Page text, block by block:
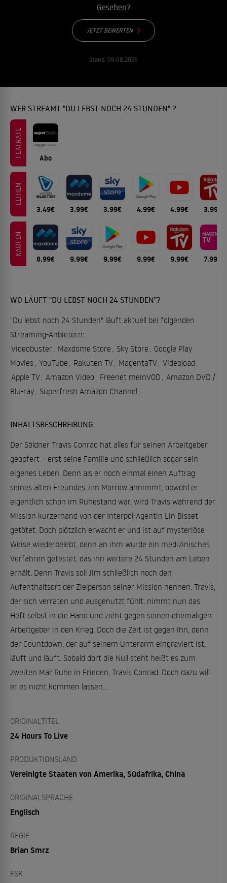
Gesehen?
JETZT BEWERTEN
Stand: 09.08.2026
WER STREAMT "DU LEBST NOCH 24 STUNDEN" ?
FLATRATE Abo
LEIHEN
3.49€ 3.99€ 3.99€ 4.99€ 4.99€ 3.99€
KAUFEN
8.99€ 9.99€ 9.99€ 9.99€ 9.99€ 7.99€
WO LÄUFT "DU LEBST NOCH 24 STUNDEN"?
"Du lebst noch 24 Stunden" läuft aktuell bei folgenden
Streaming-Anbietern:
Videobuster Maxdome Store Sky Store
Google Play
Movies YouTube Rakuten TV MagentaTV Videoload
Apple TV Amazon Video Freenet meinVOD
Amazon DVD /
Blu-ray Superfresh Amazon Channel
INHALTSBESCHREIBUNG
Der Söldner Travis Conrad hat alles für seinen Arbeitgeber
geopfert – erst seine Familie und schließlich sogar sein
eigenes Leben. Denn als er noch einmal einen Auftrag
seines alten Freundes Jim Morrow annimmt, obwohl er
eigentlich schon im Ruhestand war, wird Travis während der
Mission kurzerhand von der Interpol-Agentin Lin Bisset
getötet. Doch plötzlich erwacht er und ist auf mysteriöse
Weise wiederbelebt, denn an ihm wurde ein medizinisches
Verfahren getestet, das ihn weitere 24 Stunden am Leben
erhält. Denn Travis soll Jim schließlich noch den
Aufenthaltsort der Zielperson seiner Mission nennen. Travis,
der sich verraten und ausgenutzt fühlt, nimmt nun das
Heft selbst in die Hand und zieht gegen seinen ehemaligen
Arbeitgeber in den Krieg. Doch die Zeit ist gegen ihn, denn
der Countdown, der auf seinem Unterarm eingraviert ist,
läuft und läuft. Sobald dort die Null steht heißt es zum
zweiten Mal: Ruhe in Frieden, Travis Conrad. Doch dazu will
er es nicht kommen lassen...
ORIGINALTITEL
24 Hours To Live
PRODUKTIONSLAND
Vereinigte Staaten von Amerika, Südafrika, China
ORIGINALSPRACHE
Englisch
REGIE
Brian Smrz
FSK